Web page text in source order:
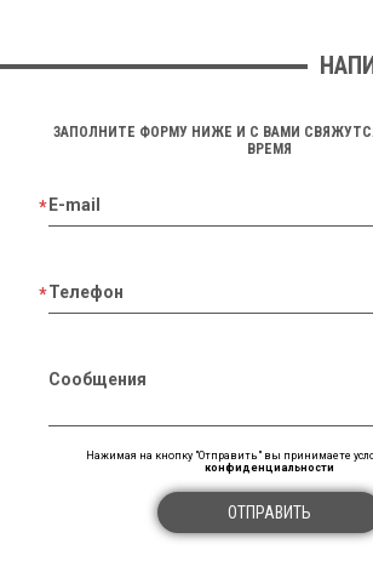
ЗАПОЛНИТЕ ФОРМУ НИЖЕ И С ВАМИ
ВРЕМЯ
E-mail
Телефон
Сообщения
Нажимая на кнопку "Отправить" вы принимаете
конфиденциальности
ОТПРАВИТЬ